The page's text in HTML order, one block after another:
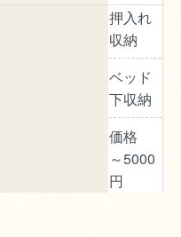
押入れ
収納
ベッド
下収納
価格
～5000
円